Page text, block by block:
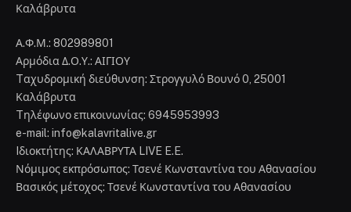
Καλάβρυτα
Α.Φ.Μ.: 802989801
Αρμόδια Δ.Ο.Υ.: ΑΙΓΙΟΥ
Tαχυδρομική διεύθυνση: Στρογγυλό Βουνό 0, 25001
Καλάβρυτα
Tηλέφωνο επικοινωνίας: 6945953993
e-mail: info@kalavritalive.gr
Iδιοκτήτης: ΚΑΛΑΒΡΥΤΑ LIVE E.E.
Νόμιμος εκπρόσωπος: Τσενέ Κωνσταντίνα του Αθανασίου
Βασικός μέτοχος: Τσενέ Κωνσταντίνα του Αθανασίου